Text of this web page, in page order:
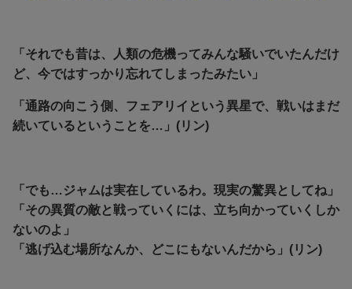
「それでも昔は、人類の危機ってみんな騒いでいたんだけ
ど、今ではすっかり忘れてしまったみたい」
「通路の向こう側、フェアリイという異星で、戦いはまだ
続いているということを…」(リン)
「でも…ジャムは実在しているわ。現実の驚異としてね」
「その異質の敵と戦っていくには、立ち向かっていくしか
ないのよ」
「逃げ込む場所なんか、どこにもないんだから」(リン)